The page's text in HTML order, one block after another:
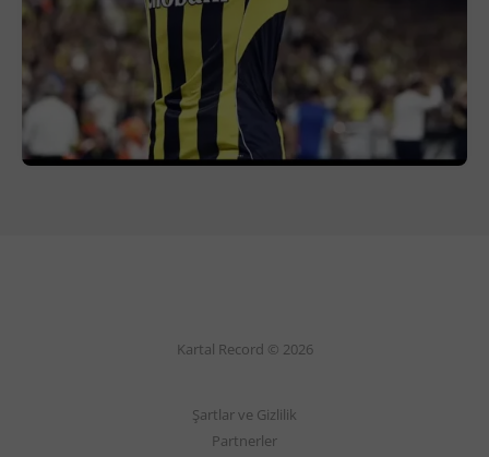
Kartal Record © 2026
Şartlar ve Gizlilik
Partnerler